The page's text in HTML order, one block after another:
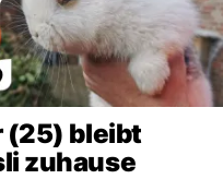
bleibt
zuhause